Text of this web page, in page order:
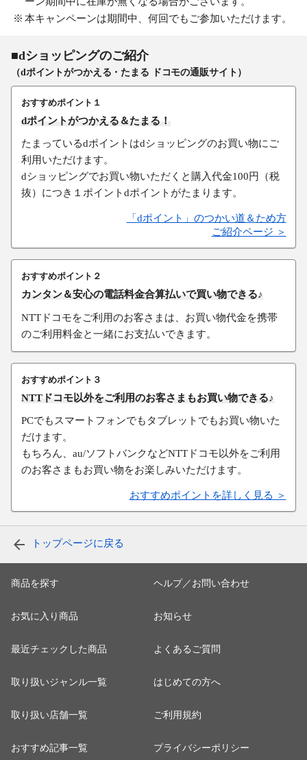
本キャンペーンは期間中、何回でもご参加いただけます。
■dショッピングのご紹介
（dポイントがつかえる・たまる ドコモの通販サイト）
おすすめポイント１
dポイントがつかえる＆たまる！
たまっているdポイントはdショッピングのお買い物にご
利用いただけます。
dショッピングでお買い物いただくと購入代金100円（税
抜）につき１ポイントdポイントがたまります。
「dポイント」のつかい道＆ため方
ご紹介ページ ＞
おすすめポイント２
カンタン＆安心の電話料金合算払いで買い物できる♪
NTTドコモをご利用のお客さまは、お買い物代金を携帯
のご利用料金と一緒にお支払いできます。
おすすめポイント３
NTTドコモ以外をご利用のお客さまもお買い物できる♪
PCでもスマートフォンでもタブレットでもお買い物いた
だけます。
もちろん、au/ソフトバンクなどNTTドコモ以外をご利用
のお客さまもお買い物をお楽しみいただけます。
おすすめポイントを詳しく見る ＞
トップページに戻る
商品を探す
お気に入り商品
最近チェックした商品
取り扱いジャンル一覧
取り扱い店舗一覧
おすすめ記事一覧
ヘルプ／お問い合わせ
お知らせ
よくあるご質問
はじめての方へ
ご利用規約
プライバシーポリシー